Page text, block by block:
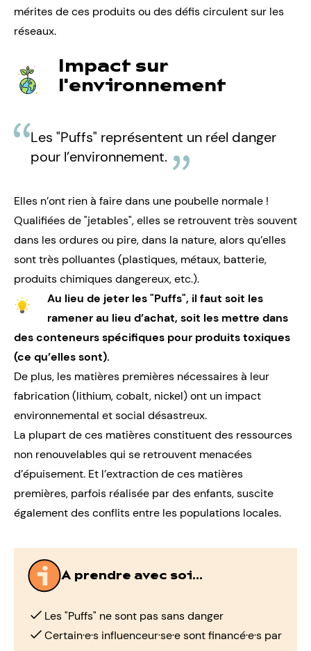
mérites de ces produits ou desdéfiscirculent sur les
réseaux.
Impact sur
l'environnement
Les "Puffs" représentent un réel danger
pour l’environnement.
Elles n’ont rien à faire dans une poubelle normale !
Qualifiées de "jetables", elles se retrouvent très souvent
dans les ordures ou pire, dans la nature, alors qu’elles
sont très polluantes (plastiques, métaux, batterie,
produits chimiques dangereux, etc.).
Au lieu de jeter les "Puffs", il faut soit les
ramener au lieu d’achat, soit les mettre dans
des conteneurs spécifiques pour produits toxiques
(ce qu’elles sont).
De plus, les matières premières nécessaires à leur
fabrication (lithium, cobalt, nickel) ont un impact
environnemental et social désastreux.
La plupart de ces matières constituent des ressources
non renouvelables qui se retrouvent menacées
d’épuisement. Et l’extraction de ces matières
premières, parfois réalisée par des enfants, suscite
également des conflits entre les populations locales.
A prendre avec soi...
Les "Puffs" ne sont pas sans danger
Certain·e·s influenceur·se·e sont financé·e·s par